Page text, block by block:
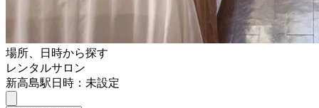
場所、日時から探す
レンタルサロン
新高島駅日時：未設定